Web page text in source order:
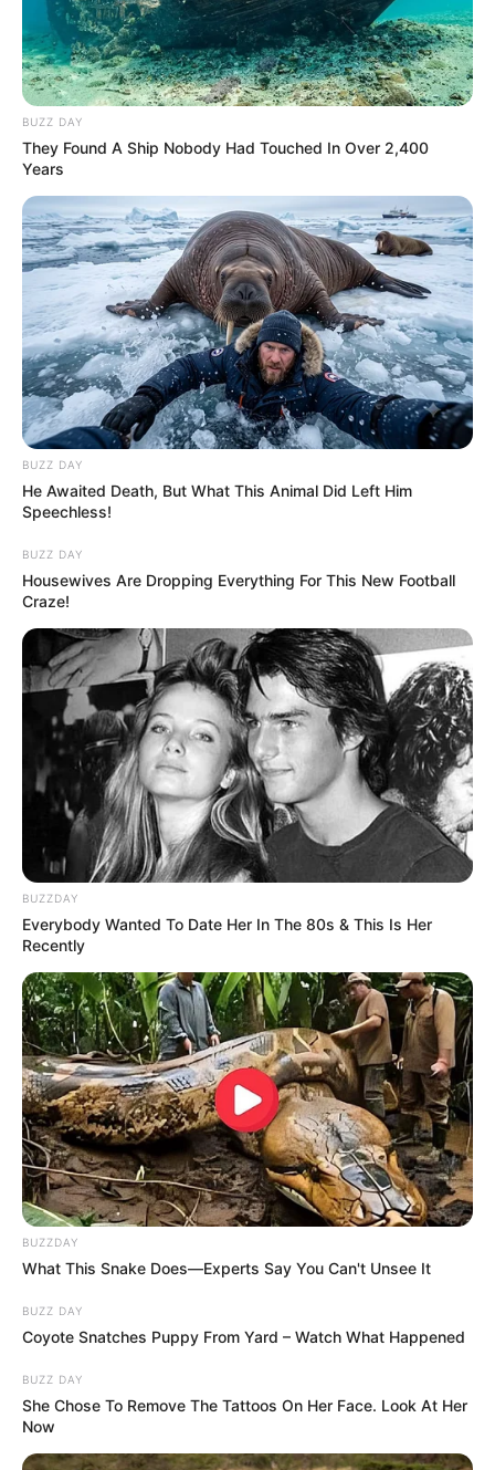
BUZZ DAY
They Found A Ship Nobody Had Touched In Over 2,400
Years
BUZZ DAY
He Awaited Death, But What This Animal Did Left Him
Speechless!
BUZZ DAY
Housewives Are Dropping Everything For This New Football
Craze!
BUZZDAY
Everybody Wanted To Date Her In The 80s & This Is Her
Recently
BUZZDAY
What This Snake Does—Experts Say You Can't Unsee It
BUZZ DAY
Coyote Snatches Puppy From Yard – Watch What Happened
BUZZ DAY
She Chose To Remove The Tattoos On Her Face. Look At Her
Now